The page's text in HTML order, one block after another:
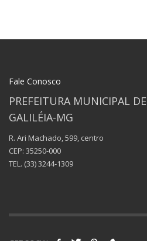
Fale Conosco
PREFEITURA MUNICIPAL DE
GALILÉIA-MG
R. Ari Machado, 599, centro
CEP: 35250-000
TEL. (33) 3244-1309